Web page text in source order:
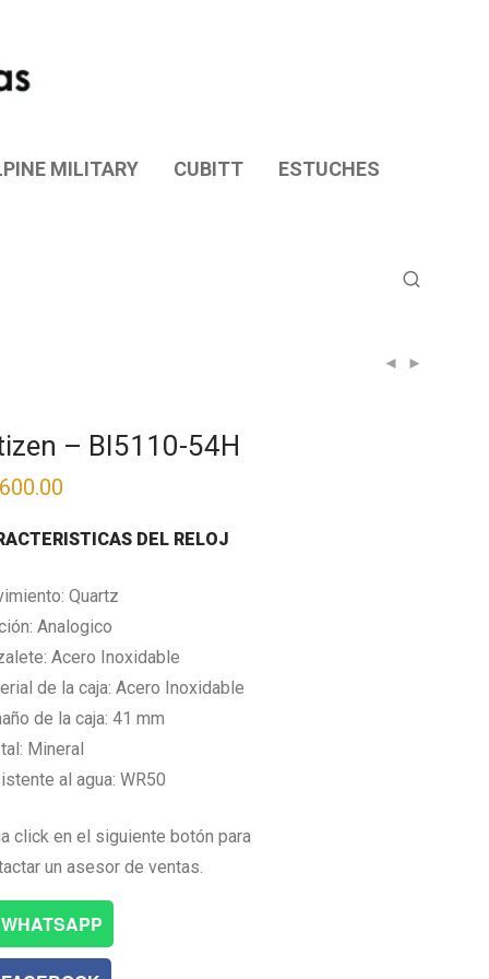
MILITARY CUBITT ESTUCHES
– BI5110-54H
DEL RELOJ
Quartz
Analogico
Acero Inoxidable
de la caja: Acero Inoxidable
de la caja: 41 mm
Mineral
al agua: WR50
click en el siguiente botón para
un asesor de ventas.